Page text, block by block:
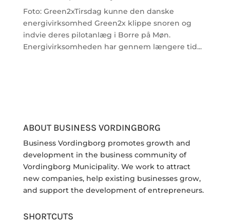
Foto: Green2xTirsdag kunne den danske
energivirksomhed Green2x klippe snoren og
indvie deres pilotanlæg i Borre på Møn.
Energivirksomheden har gennem længere tid...
ABOUT BUSINESS VORDINGBORG
Business Vordingborg promotes growth and
development in the business community of
Vordingborg Municipality. We work to attract
new companies, help existing businesses grow,
and support the development of entrepreneurs.
SHORTCUTS